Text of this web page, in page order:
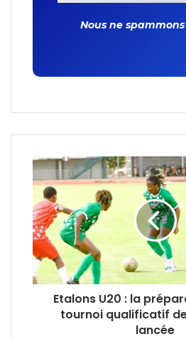
Nous ne
Etalons U20 : la
tournoi qualificatif
lancée